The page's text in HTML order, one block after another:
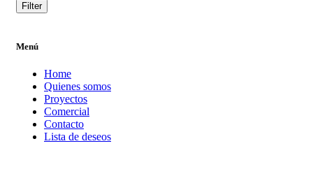
Filter
Menú
Home
Quienes somos
Proyectos
Comercial
Contacto
Lista de deseos